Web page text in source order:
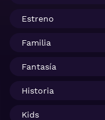
Estreno
Familia
Fantasía
Historia
Kids